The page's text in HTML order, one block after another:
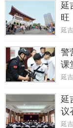
延
旺
延
警
课
延
延
议
延